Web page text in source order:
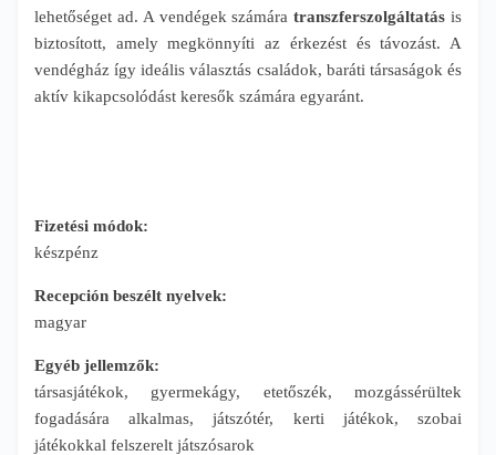
lehetőséget ad. A vendégek számáratranszferszolgáltatás is
biztosított, amely megkönnyíti az érkezést és távozást. A
vendégház így ideális választás családok, baráti társaságok és
aktív kikapcsolódást keresők számára egyaránt.
Fizetési módok:
készpénz
Recepción beszélt nyelvek:
magyar
Egyéb jellemzők:
társasjátékok, gyermekágy, etetőszék, mozgássérültek
fogadására alkalmas, játszótér, kerti játékok, szobai
játékokkal felszerelt játszósarok